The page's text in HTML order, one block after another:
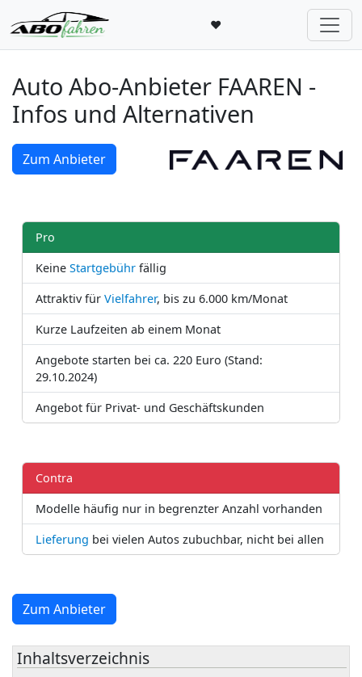
♥
Auto Abo-Anbieter FAAREN -
Infos und Alternativen
Zum Anbieter
Pro
Keine Startgebühr fällig
Attraktiv für Vielfahrer, bis zu 6.000 km/Monat
Kurze Laufzeiten ab einem Monat
Angebote starten bei ca. 220 Euro (Stand:
29.10.2024)
Angebot für Privat- und Geschäftskunden
Contra
Modelle häufig nur in begrenzter Anzahl vorhanden
Lieferung bei vielen Autos zubuchbar, nicht bei allen
Zum Anbieter
Inhaltsverzeichnis